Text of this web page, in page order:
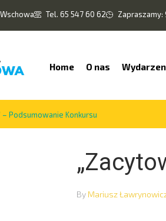
Tel. 65 547 60 62 Zapraszamy:
Home O nas
– Podsumowanie Konkursu
By Mariusz